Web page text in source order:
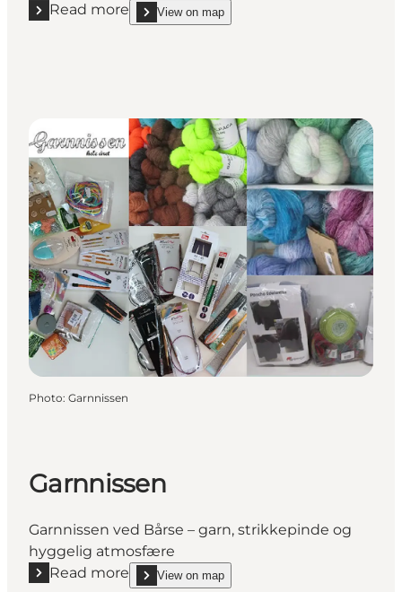
Read more
Read more "Nyt Syn / Din Butik"
View on map
show Nyt Syn / Din Butik on_map
Photo: Garnnissen
Garnnissen
Garnnissen ved Bårse – garn, strikkepinde og
hyggelig atmosfære
Read more
Read more "Garnnissen"
View on map
show Garnnissen on_map